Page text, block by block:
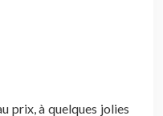
prix, à quelques jolies